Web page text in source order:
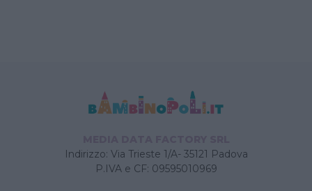
Indirizzo: Via Trieste 1/A- 35121 Padova
P.IVA e CF: 09595010969